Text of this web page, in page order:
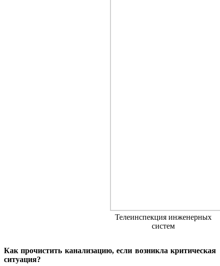
Телеинспекция инженерных
систем
Как прочистить канализацию, если возникла критическая
ситуация?